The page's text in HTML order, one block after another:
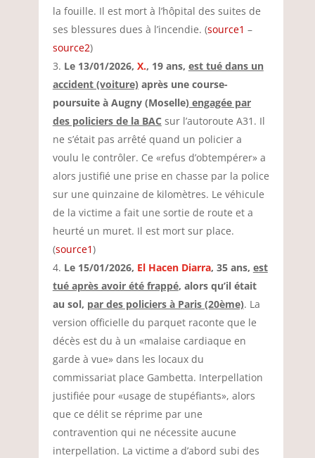
la fouille. Il est mort à l’hôpital des suites de
ses blessures dues à l’incendie. (source1 –
source2)
Le 13/01/2026, X., 19 ans, est tué dans un
accident (voiture) après une course-
poursuite à Augny (Moselle) engagée par
des policiers de la BAC sur l’autoroute A31. Il
ne s’était pas arrêté quand un policier a
voulu le contrôler. Ce «refus d’obtempérer» a
alors justifié une prise en chasse par la police
sur une quinzaine de kilomètres. Le véhicule
de la victime a fait une sortie de route et a
heurté un muret. Il est mort sur place.
(source1)
Le 15/01/2026, El Hacen Diarra, 35 ans, est
tué après avoir été frappé, alors qu’il était
au sol, par des policiers à Paris (20ème). La
version officielle du parquet raconte que le
décès est du à un «malaise cardiaque en
garde à vue» dans les locaux du
commissariat place Gambetta. Interpellation
justifiée pour «usage de stupéfiants», alors
que ce délit se réprime par une
contravention qui ne nécessite aucune
interpellation. La victime a d’abord subi des